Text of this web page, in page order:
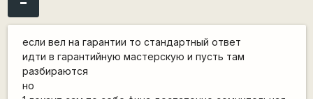
если вел на гарантии то стандартный ответ
идти в гарантийную мастерскую и пусть там
разбираются
но